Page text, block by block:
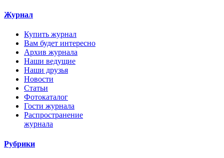
Журнал
Купить журнал
Вам будет интересно
Архив журнала
Наши ведущие
Наши друзья
Новости
Статьи
Фотокаталог
Гости журнала
Распространение
журнала
Рубрики